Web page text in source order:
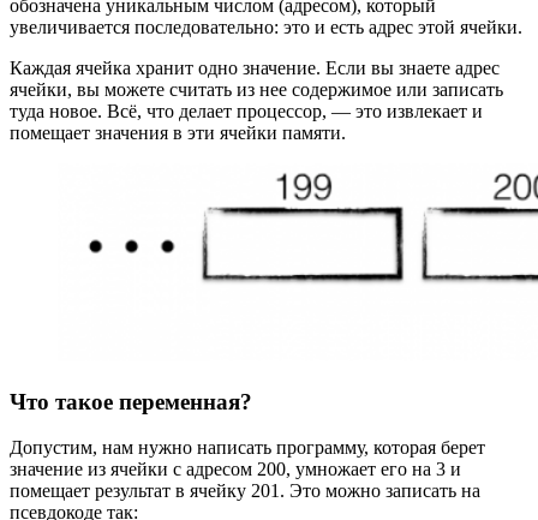
обозначена уникальным числом (адресом), который
увеличивается последовательно: это и есть адрес этой ячейки.
Каждая ячейка хранит одно значение. Если вы знаете адрес
ячейки, вы можете считать из нее содержимое или записать
туда новое. Всё, что делает процессор, — это извлекает и
помещает значения в эти ячейки памяти.
Что такое переменная?
Допустим, нам нужно написать программу, которая берет
значение из ячейки с адресом 200, умножает его на 3 и
помещает результат в ячейку 201. Это можно записать на
псевдокоде так: